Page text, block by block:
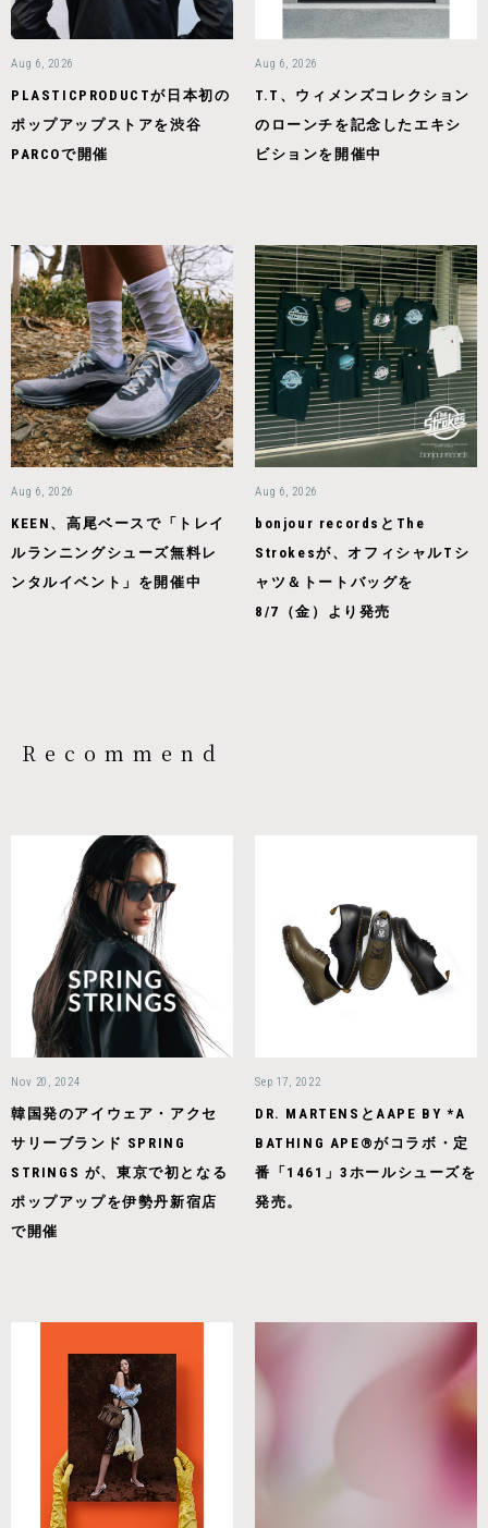
Aug 6, 2026
PLASTICPRODUCTが日本初の
ポップアップストアを渋谷
PARCOで開催
Aug 6, 2026
T.T、ウィメンズコレクション
のローンチを記念したエキシ
ビションを開催中
Aug 6, 2026
KEEN、高尾ベースで「トレイ
ルランニングシューズ無料レ
ンタルイベント」を開催中
Aug 6, 2026
bonjour recordsとThe
Strokesが、オフィシャルTシ
ャツ＆トートバッグを
8/7（金）より発売
Recommend
Nov 20, 2024
韓国発のアイウェア・アクセ
サリーブランド SPRING
STRINGS が、東京で初となる
ポップアップを伊勢丹新宿店
で開催
Sep 17, 2022
DR. MARTENSとAAPE BY *A
BATHING APE®︎がコラボ・定
番「1461」3ホールシューズを
発売。